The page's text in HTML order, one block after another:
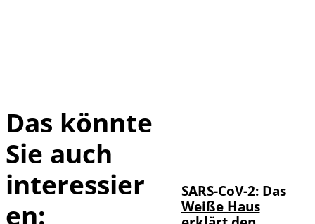
Das könnte
Sie auch
interessier
en:
SARS-CoV-2: Das
Weiße Haus